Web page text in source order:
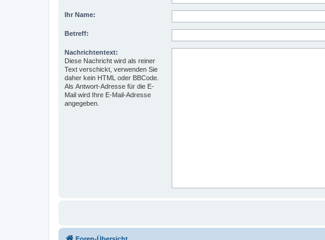
Ihr Name:
Betreff:
Nachrichtentext:
Diese Nachricht wird als reiner
Text verschickt, verwenden Sie
daher kein HTML oder BBCode.
Als Antwort-Adresse für die E-
Mail wird Ihre E-Mail-Adresse
angegeben.
Foren-Übersicht